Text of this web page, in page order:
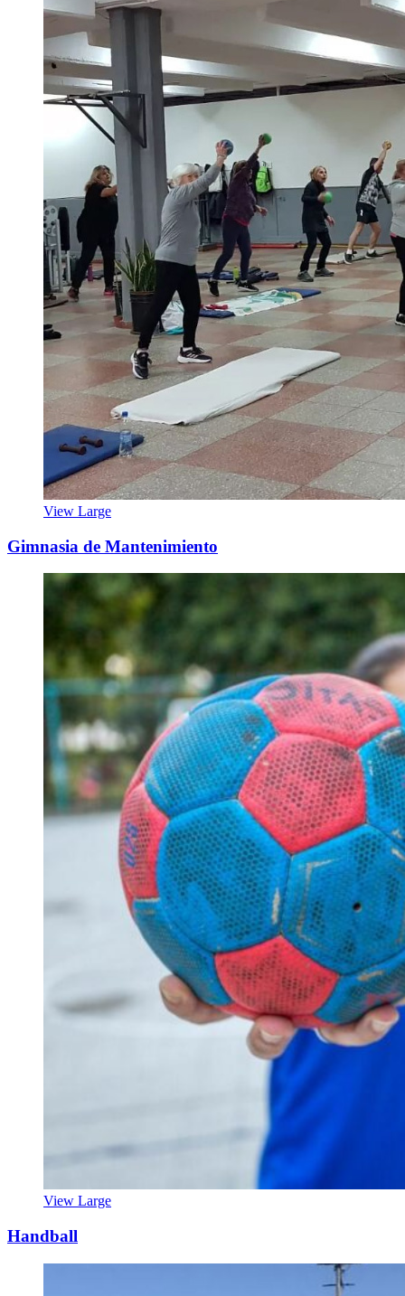
View Large
Gimnasia de Mantenimiento
View Large
Handball